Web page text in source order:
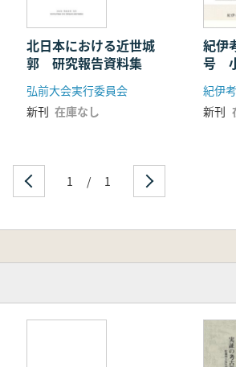
北日本における近世城
郭 研究報告資料集
弘前大会実行委員会
新刊 在庫なし
紀伊
号
天王
方後
紀伊
新刊
1 / 1